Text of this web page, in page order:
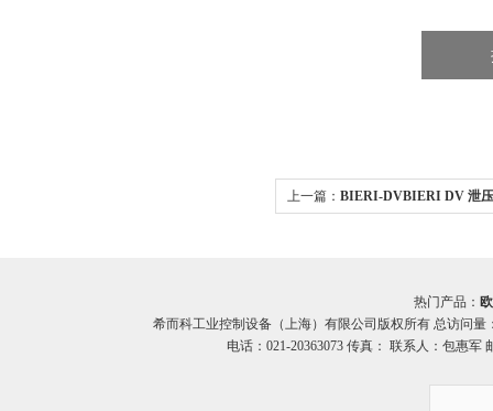
上一篇： BIERI-DVBIERI DV 泄
热门产品：
希而科工业控制设备（上海）有限公司版权所有 总访问量
电话：021-20363073 传真： 联系人：包惠军